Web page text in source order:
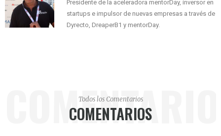
Presidente de la aceleradora mentorDay, inversor en
startups e impulsor de nuevas empresas a través de
Dyrecto, DreaperB1 y mentorDay.
Todos los Comentarios
COMENTARIOS